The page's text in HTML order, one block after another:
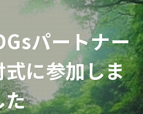
パートナー
に参加しま
た